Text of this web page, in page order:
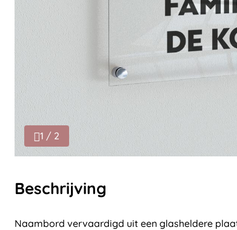
1 / 2
Beschrijving
Naambord vervaardigd uit een glasheldere